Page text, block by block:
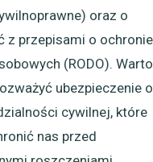
oraz o
z przepisami o ochronie
(RODO). Warto
ubezpieczenie
cywilnej, które
nas przed